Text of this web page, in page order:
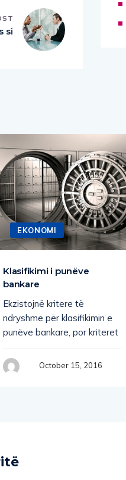
si
EKONOMI
Klasifikimi i punëve
bankare
Ekzistojnë kritere të
ndryshme për klasifikimin e
punëve bankare, por kriteret
October 15, 2016